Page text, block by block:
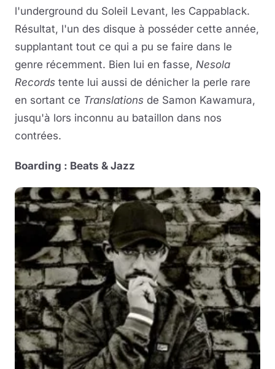
l'underground du Soleil Levant, les Cappablack.
Résultat, l'un des disque à posséder cette année,
supplantant tout ce qui a pu se faire dans le
genre récemment. Bien lui en fasse, Nesola
Records tente lui aussi de dénicher la perle rare
en sortant ce Translations de Samon Kawamura,
jusqu'à lors inconnu au bataillon dans nos
contrées.
Boarding : Beats & Jazz